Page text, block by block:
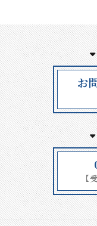
お
【